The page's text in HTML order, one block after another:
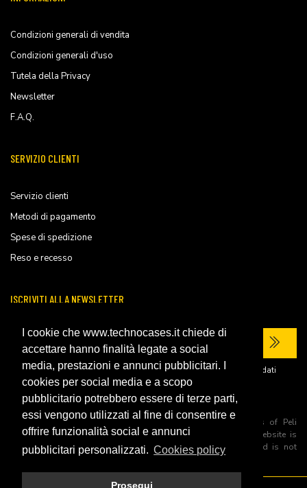
I cookie che www.technocases.it chiede di
accettare hanno finalità legate a social
media, prestazioni e annunci pubblicitari. I
cookies per social media e a scopo
pubblicitario potrebbero essere di terze parti,
essi vengono utilizzati al fine di consentire e
offrire funzionalità social e annunci
pubblicitari personalizzati. Cookies policy
Prosegui
Condizioni generali di vendita
Condizioni generali d'uso
Tutela della Privacy
Newsletter
F.A.Q.
SERVIZIO CLIENTI
Servizio clienti
Metodi di pagamento
Spese di spedizione
Reso e recesso
ISCRIVITI ALLA NEWSLETTER
Ho letto laprivacy policy del sito e acconsento al trattamento dei miei dati
personali per ricevere comunicazioni commerciali.
All trademarks are registered and/or unregistered trademarks of Peli
Products, S.L.U. its parents, subsiadiries and affiliates. This website is
independently owned and operated by Technopartner SRL and is not
owned by Peli Products, S.L.U